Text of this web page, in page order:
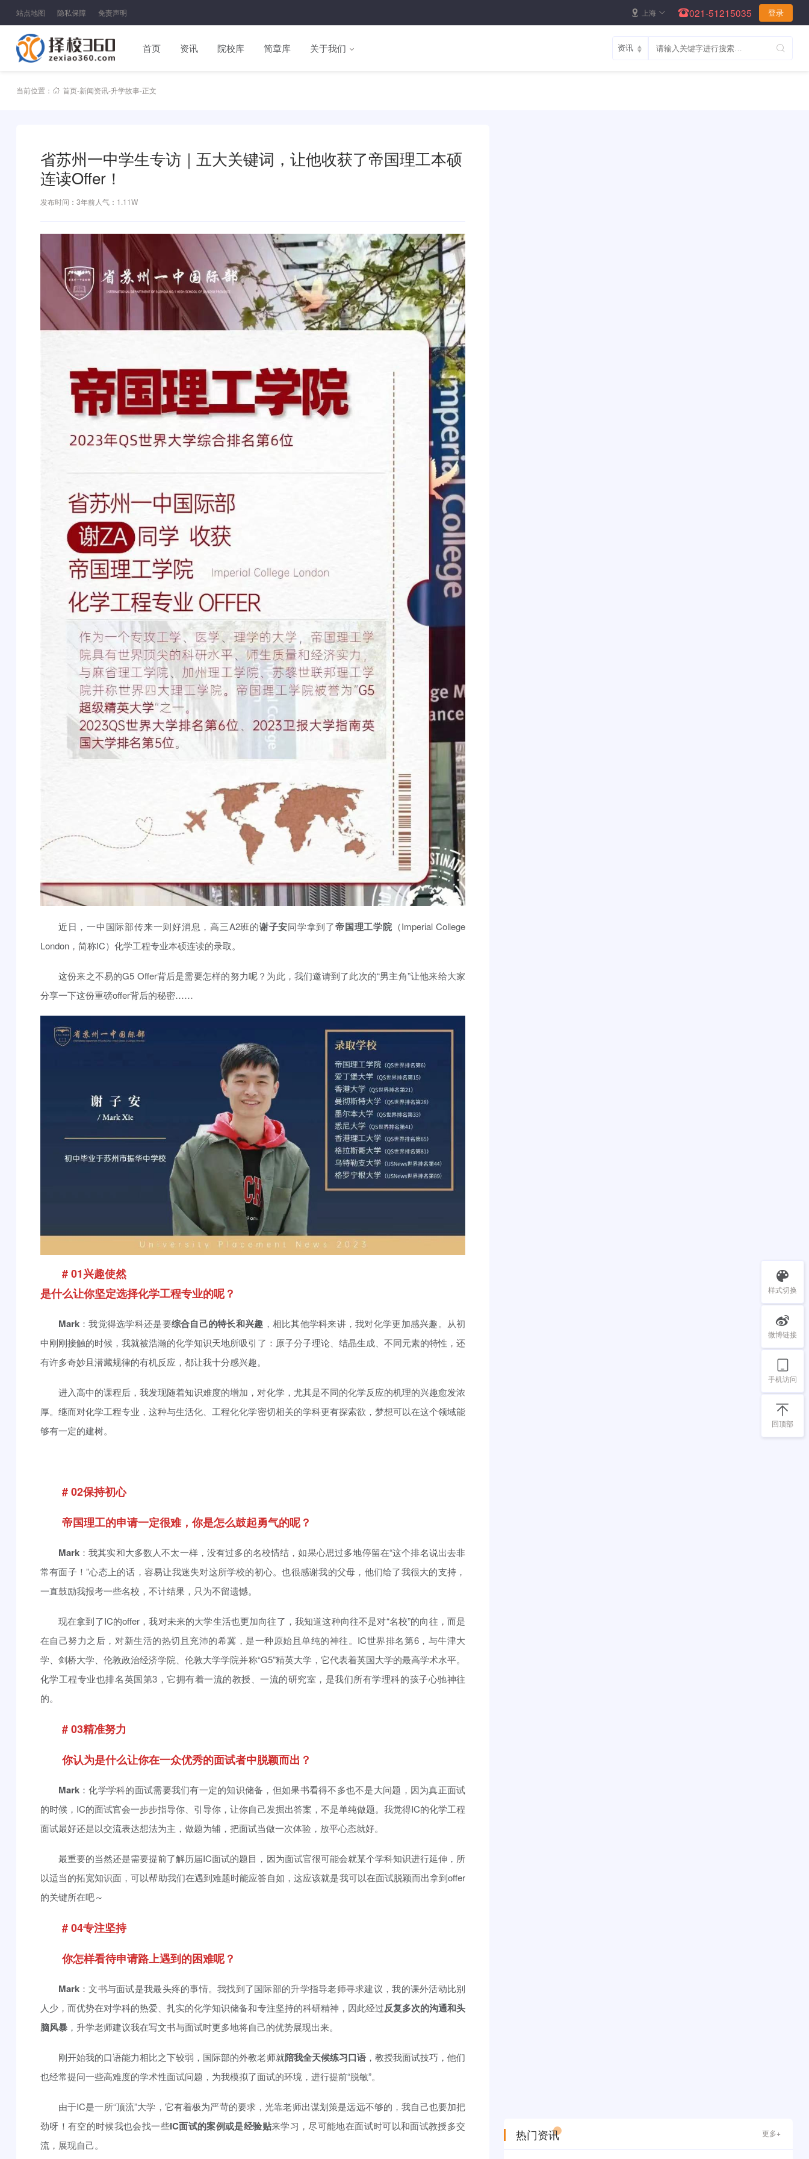
站点地图 隐私保障 免责声明 上海 021-51215035 登录
首页 资讯 院校库 简章库 关于我们
当前位置： 首页-新闻资讯-升学故事-正文
省苏州一中学生专访｜五大关键词，让他收获了帝国理工本硕
连读Offer！
发布时间：3年前人气：1.11W
近日，一中国际部传来一则好消息，高三A2班的谢子安同学拿到了帝国理工学院（Imperial College
London，简称IC）化学工程专业本硕连读的录取。
这份来之不易的G5 Offer背后是需要怎样的努力呢？为此，我们邀请到了此次的“男主角”让他来给大家
分享一下这份重磅offer背后的秘密……
# 01兴趣使然
是什么让你坚定选择化学工程专业的呢？
Mark：我觉得选学科还是要综合自己的特长和兴趣 ，相比其他学科来讲，我对化学更加感兴趣。从初
中刚刚接触的时候，我就被浩瀚的化学知识天地所吸引了：原子分子理论、结晶生成、不同元素的特性，还
有许多奇妙且潜藏规律的有机反应，都让我十分感兴趣。
进入高中的课程后，我发现随着知识难度的增加，对化学，尤其是不同的化学反应的机理的兴趣愈发浓
厚。继而对化学工程专业，这种与生活化、工程化化学密切相关的学科更有探索欲，梦想可以在这个领域能
够有一定的建树。
# 02保持初心
帝国理工的申请一定很难，你是怎么鼓起勇气的呢？
Mark：我其实和大多数人不太一样，没有过多的名校情结，如果心思过多地停留在“这个排名说出去非
常有面子！”心态上的话，容易让我迷失对这所学校的初心。也很感谢我的父母，他们给了我很大的支持，
一直鼓励我报考一些名校，不计结果，只为不留遗憾。
现在拿到了IC的offer，我对未来的大学生活也更加向往了，我知道这种向往不是对“名校”的向往，而是
在自己努力之后，对新生活的热切且充沛的希冀，是一种原始且单纯的神往。IC世界排名第6，与牛津大
学、剑桥大学、伦敦政治经济学院、伦敦大学学院并称“G5”精英大学，它代表着英国大学的最高学术水平。
化学工程专业也排名英国第3，它拥有着一流的教授、一流的研究室，是我们所有学理科的孩子心驰神往
的。
# 03精准努力
你认为是什么让你在一众优秀的面试者中脱颖而出？
Mark：化学学科的面试需要我们有一定的知识储备，但如果书看得不多也不是大问题，因为真正面试
的时候，IC的面试官会一步步指导你、引导你，让你自己发掘出答案，不是单纯做题。我觉得IC的化学工程
面试最好还是以交流表达想法为主，做题为辅，把面试当做一次体验，放平心态就好。
最重要的当然还是需要提前了解历届IC面试的题目，因为面试官很可能会就某个学科知识进行延伸，所
以适当的拓宽知识面，可以帮助我们在遇到难题时能应答自如，这应该就是我可以在面试脱颖而出拿到offer
的关键所在吧～
# 04专注坚持
你怎样看待申请路上遇到的困难呢？
Mark：文书与面试是我最头疼的事情。我找到了国际部的升学指导老师寻求建议，我的课外活动比别
人少，而优势在对学科的热爱、扎实的化学知识储备和专注坚持的科研精神，因此经过反复多次的沟通和头
脑风暴，升学老师建议我在写文书与面试时更多地将自己的优势展现出来。
刚开始我的口语能力相比之下较弱，国际部的外教老师就陪我全天候练习口语，教授我面试技巧，他们
也经常提问一些高难度的学术性面试问题，为我模拟了面试的环境，进行提前“脱敏”。
由于IC是一所“顶流”大学，它有着极为严苛的要求，光靠老师出谋划策是远远不够的，我自己也要加把
劲呀！有空的时候我也会找一些IC面试的案例或是经验贴来学习，尽可能地在面试时可以和面试教授多交
流，展现自己。
热门资讯 更多+
样式切换
微博链接
手机访问
回顶部